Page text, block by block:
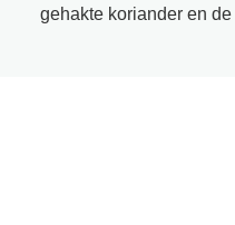
gehakte koriander en